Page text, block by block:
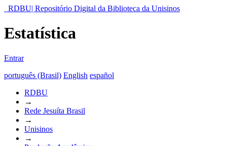
RDBU| Repositório Digital da Biblioteca da Unisinos
Estatística
Entrar
português (Brasil) English español
RDBU
→
Rede Jesuíta Brasil
→
Unisinos
→